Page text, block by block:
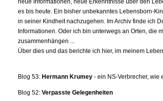
neue Informationen, neue Erkenntnisse über den
es bis heute. Ein bisher unbekanntes Lebensborn-
in seiner Kindheit nachzugehen. Im Archiv finde ich
Informationen. Oder ich bin unterwegs an Orten, die
zusammenhängen ...
Über dies und das berichte ich hier, im meinem
Blog 53: Hermann Krumey - ein NS-Verbrecher, wie
Blog 52: Verpasste Gelegenheiten